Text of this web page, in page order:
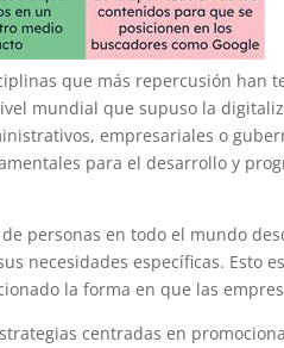
que más repercusión han
mundial que supuso la
empresariales o
para el desarrollo y
personas en todo el mundo
necesidades específicas. Esto
la forma en que las
centradas en